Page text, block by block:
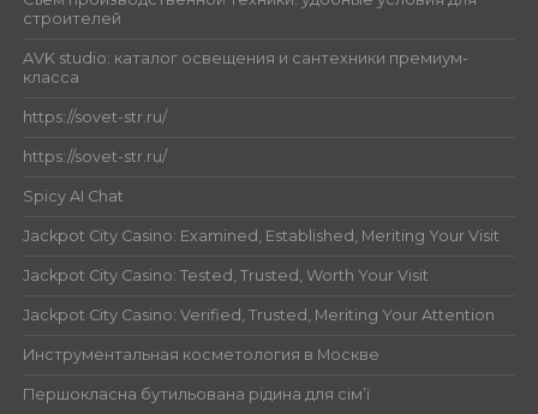
строителей
AVK studio: каталог освещения и сантехники премиум-
класса
https://sovet-str.ru/
https://sovet-str.ru/
Spicy AI Chat
Jackpot City Casino: Examined, Established, Meriting Your Visit
Jackpot City Casino: Tested, Trusted, Worth Your Visit
Jackpot City Casino: Verified, Trusted, Meriting Your Attention
Инструментальная косметология в Москве
Першокласна бутильована рідина для сім’ї